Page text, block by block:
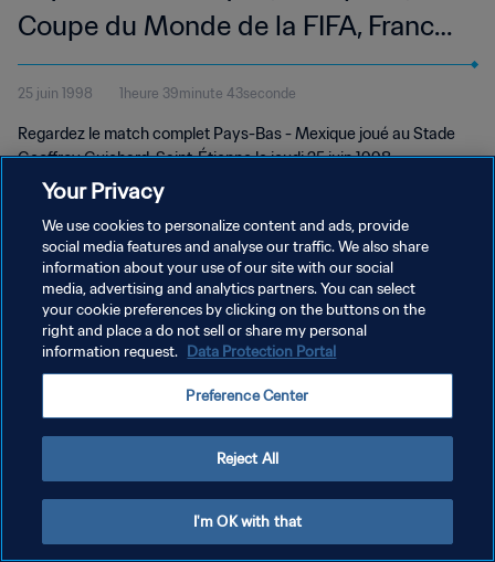
Coupe du Monde de la FIFA, France
1998™ | Match complet
25 juin 1998 1heure 39minute 43seconde
Regardez le match complet Pays-Bas - Mexique joué au Stade
Geoffroy Guichard, Saint-Étienne le jeudi 25 juin 1998.
POLITIQUE DE CONFIDENTIALITÉ
CONDITIONS D'UTILISATION
GÉRER VOS PRÉFÉRENCES SUR LES COOKIES
Your Privacy
We use cookies to personalize content and ads, provide
social media features and analyse our traffic. We also share
information about your use of our site with our social
media, advertising and analytics partners. You can select
your cookie preferences by clicking on the buttons on the
right and place a do not sell or share my personal
information request. Data Protection Portal
Preference Center
Reject All
I'm OK with that